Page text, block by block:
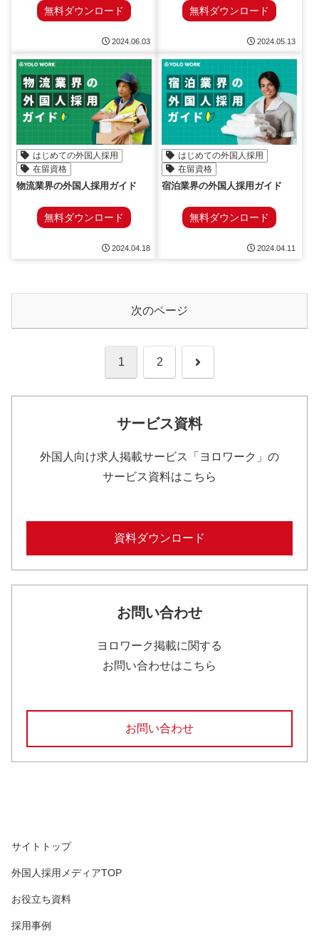
無料ダウンロード
2024.06.03
無料ダウンロード
2024.05.13
はじめての外国人採用
在留資格
物流業界の外国人採用ガイド
無料ダウンロード
2024.04.18
はじめての外国人採用
在留資格
宿泊業界の外国人採用ガイド
無料ダウンロード
2024.04.11
次のページ
1 2 次
サービス資料
外国人向け求人掲載サービス「ヨロワーク」の
サービス資料はこちら
資料ダウンロード
お問い合わせ
ヨロワーク掲載に関する
お問い合わせはこちら
お問い合わせ
サイトトップ
外国人採用メディアTOP
お役立ち資料
採用事例